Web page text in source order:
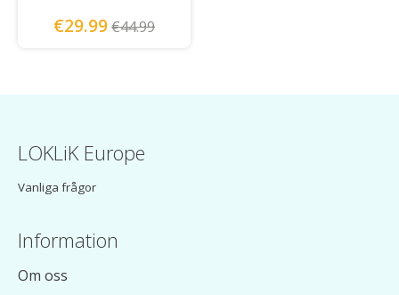
€29.99€44.99
LOKLiK Europe
Vanliga frågor
Information
Om oss